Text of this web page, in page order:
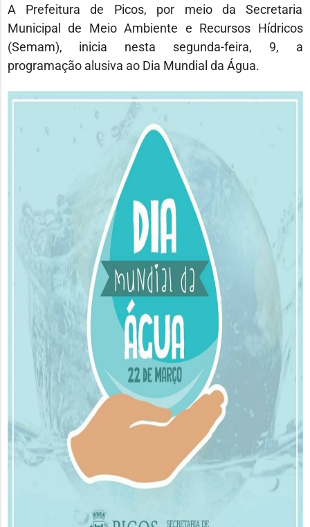
A Prefeitura de Picos, por meio da Secretaria
Municipal de Meio Ambiente e Recursos Hídricos
(Semam), inicia nesta segunda-feira, 9, a
programação alusiva ao Dia Mundial da Água.